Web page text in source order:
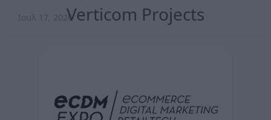
Ιουλ 17, 2026Verticom Projects